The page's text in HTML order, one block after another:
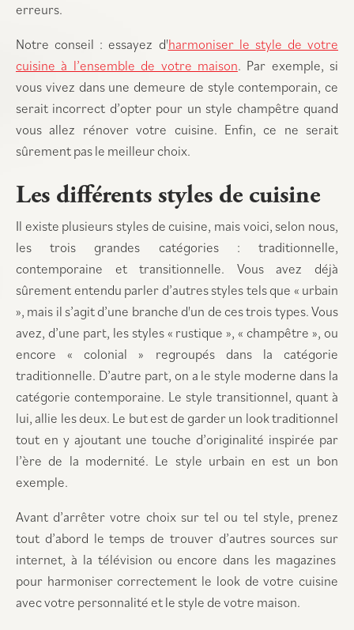
erreurs.
Notre conseil : essayez d'harmoniser le style de votre
cuisine à l’ensemble de votre maison. Par exemple, si
vous vivez dans une demeure de style contemporain, ce
serait incorrect d’opter pour un style champêtre quand
vous allez rénover votre cuisine. Enfin, ce ne serait
sûrement pas le meilleur choix.
Les différents styles de cuisine
Il existe plusieurs styles de cuisine, mais voici, selon nous,
les trois grandes catégories : traditionnelle,
contemporaine et transitionnelle. Vous avez déjà
sûrement entendu parler d’autres styles tels que « urbain
», mais il s’agit d’une branche d'un de ces trois types. Vous
avez, d’une part, les styles « rustique », « champêtre », ou
encore « colonial » regroupés dans la catégorie
traditionnelle. D’autre part, on a le style moderne dans la
catégorie contemporaine. Le style transitionnel, quant à
lui, allie les deux. Le but est de garder un look traditionnel
tout en y ajoutant une touche d’originalité inspirée par
l’ère de la modernité. Le style urbain en est un bon
exemple.
Avant d’arrêter votre choix sur tel ou tel style, prenez
tout d’abord le temps de trouver d’autres sources sur
internet, à la télévision ou encore dans les magazines
pour harmoniser correctement le look de votre cuisine
avec votre personnalité et le style de votre maison.